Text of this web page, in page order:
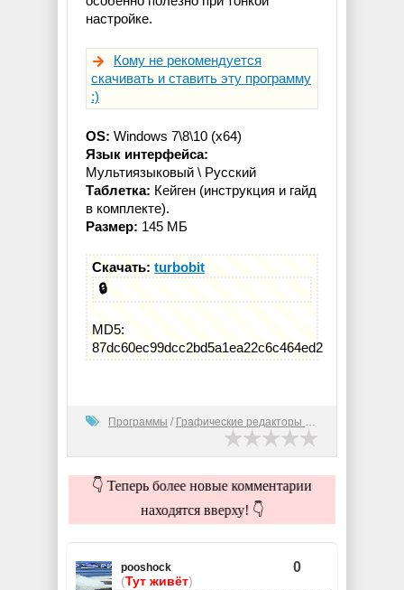
настройке.
Кому не рекомендуется
скачивать и ставить эту программу
:)
OS: Windows 7\8\10 (x64)
Язык интерфейса:
Мультиязыковый \ Русский
Таблетка: Кейген (инструкция и гайд
в комплекте).
Размер: 145 МБ
Скачать:turbobit
🔒
MD5:
87dc60ec99dcc2bd5a1ea22c6c464ed2
Программы / Графические редакторы (2D)
👇 Теперь более новые комментарии
находятся вверху! 👇
pooshock
(Тут живёт)
0